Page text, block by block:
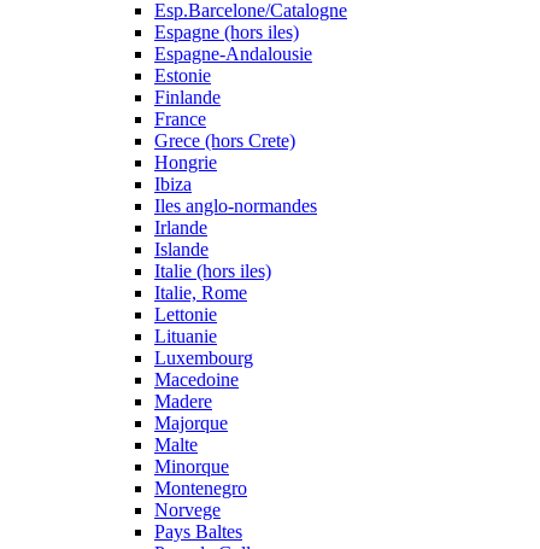
Esp.Barcelone/Catalogne
Espagne (hors iles)
Espagne-Andalousie
Estonie
Finlande
France
Grece (hors Crete)
Hongrie
Ibiza
Iles anglo-normandes
Irlande
Islande
Italie (hors iles)
Italie, Rome
Lettonie
Lituanie
Luxembourg
Macedoine
Madere
Majorque
Malte
Minorque
Montenegro
Norvege
Pays Baltes